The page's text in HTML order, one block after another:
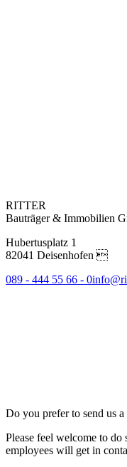
RITTER
Bauträger & Immobilien
Hubertusplatz 1
82041 Deisenhofen 
089 - 444 55 66 - 0
Do you prefer to send us
Please feel welcome to
employees will get in